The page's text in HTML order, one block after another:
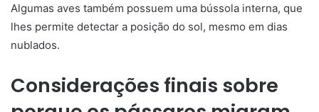
Algumas aves também possuem uma bússola interna, que
lhes permite detectar a posição do sol, mesmo em dias
nublados.
Considerações finais sobre